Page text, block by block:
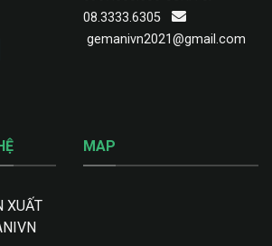
08.3333.6305
gemanivn2021@gmail.com
XUẤT
MAP